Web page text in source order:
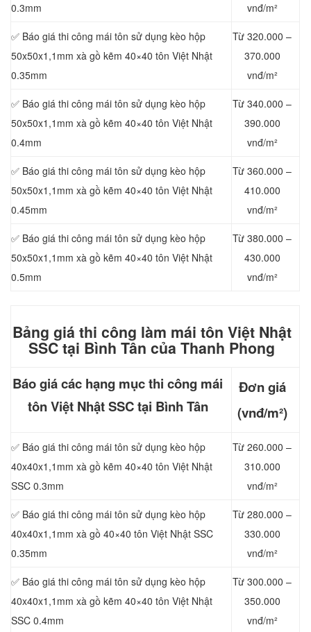
0.3mm
vnđ/m²
✅ Báo giá thi công mái tôn sử dụng kèo hộp
50x50x1,1mm xà gồ kẽm 40×40 tôn Việt Nhật
0.35mm
Từ 320.000 –
370.000
vnđ/m²
✅ Báo giá thi công mái tôn sử dụng kèo hộp
50x50x1,1mm xà gồ kẽm 40×40 tôn Việt Nhật
0.4mm
Từ 340.000 –
390.000
vnđ/m²
✅ Báo giá thi công mái tôn sử dụng kèo hộp
50x50x1,1mm xà gồ kẽm 40×40 tôn Việt Nhật
0.45mm
Từ 360.000 –
410.000
vnđ/m²
✅ Báo giá thi công mái tôn sử dụng kèo hộp
50x50x1,1mm xà gồ kẽm 40×40 tôn Việt Nhật
0.5mm
Từ 380.000 –
430.000
vnđ/m²
Bảng giá thi công làm mái tôn Việt Nhật
SSC tại Bình Tân của Thanh Phong
Báo giá các hạng mục thi công mái
tôn Việt Nhật SSC tại Bình Tân
Đơn giá
(vnđ/m²)
✅ Báo giá thi công mái tôn sử dụng kèo hộp
40x40x1,1mm xà gồ kẽm 40×40 tôn Việt Nhật
SSC 0.3mm
Từ 260.000 –
310.000
vnđ/m²
✅ Báo giá thi công mái tôn sử dụng kèo hộp
40x40x1,1mm xà gồ 40×40 tôn Việt Nhật SSC
0.35mm
Từ 280.000 –
330.000
vnđ/m²
✅ Báo giá thi công mái tôn sử dụng kèo hộp
40x40x1,1mm xà gồ kẽm 40×40 tôn Việt Nhật
SSC 0.4mm
Từ 300.000 –
350.000
vnđ/m²